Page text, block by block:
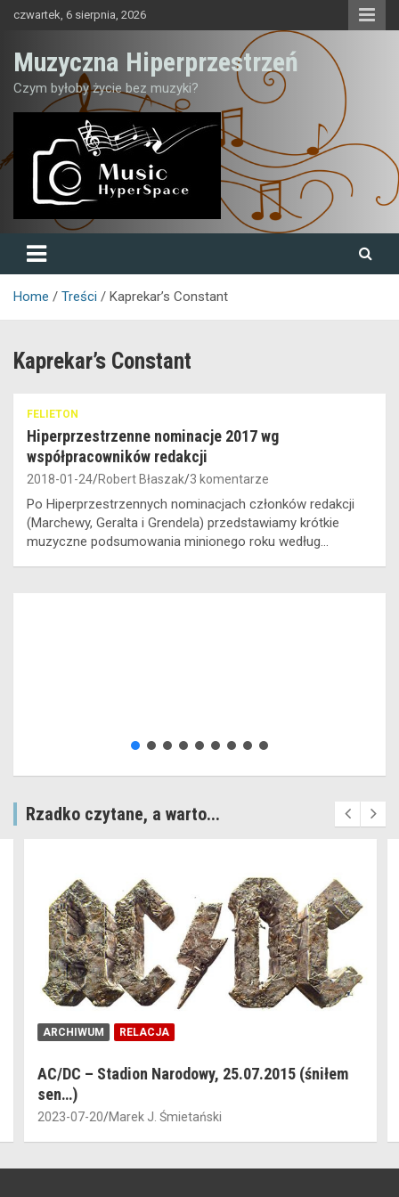
czwartek, 6 sierpnia, 2026
Muzyczna Hiperprzestrzeń
Czym byłoby życie bez muzyki?
Home Treści Kaprekar’s Constant
Kaprekar’s Constant
FELIETON
Hiperprzestrzenne nominacje 2017 wg
współpracowników redakcji
2018-01-24 Robert Błaszak 3 komentarze
Po Hiperprzestrzennych nominacjach członków redakcji
(Marchewy, Geralta i Grendela) przedstawiamy krótkie
muzyczne podsumowania minionego roku według…
Rzadko czytane, a warto...
ARCHIWUM RELACJA
AC/DC – Stadion Narodowy, 25.07.2015 (śniłem
sen…)
2023-07-20 Marek J. Śmietański